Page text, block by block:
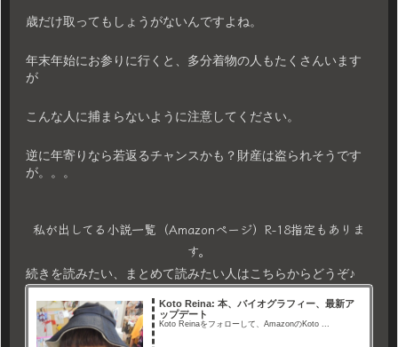
歳だけ取ってもしょうがないんですよね。
年末年始にお参りに行くと、多分着物の人もたくさんいます
が
こんな人に捕まらないように注意してください。
逆に年寄りなら若返るチャンスかも？財産は盗られそうです
が。。。
私が出してる小説一覧（Amazonページ）R-18指定もありま
す。
続きを読みたい、まとめて読みたい人はこちらからどうぞ♪
Koto Reina: 本、バイオグラフィー、最新ア
ップデート
Koto Reinaをフォローして、AmazonのKoto ...